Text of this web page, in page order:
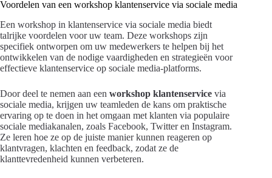
Voordelen van een workshop klantenservice via sociale media
Een workshop in klantenservice via sociale media biedt
talrijke voordelen voor uw team. Deze workshops zijn
specifiek ontworpen om uw medewerkers te helpen bij het
ontwikkelen van de nodige vaardigheden en strategieën voor
effectieve klantenservice op sociale media-platforms.
Door deel te nemen aan een workshop klantenservice via
sociale media, krijgen uw teamleden de kans om praktische
ervaring op te doen in het omgaan met klanten via populaire
sociale mediakanalen, zoals Facebook, Twitter en Instagram.
Ze leren hoe ze op de juiste manier kunnen reageren op
klantvragen, klachten en feedback, zodat ze de
klanttevredenheid kunnen verbeteren.